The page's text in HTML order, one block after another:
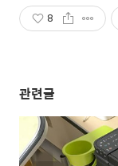
8
관련글